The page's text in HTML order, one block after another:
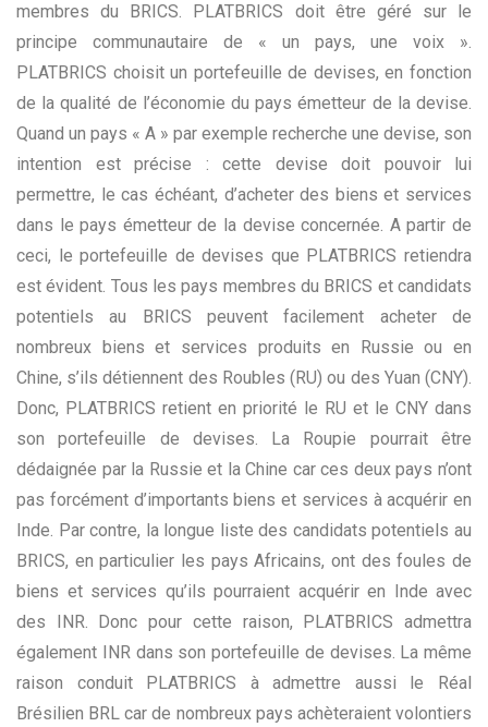
membres du BRICS. PLATBRICS doit être géré sur le
principe communautaire de « un pays, une voix ».
PLATBRICS choisit un portefeuille de devises, en fonction
de la qualité de l’économie du pays émetteur de la devise.
Quand un pays « A » par exemple recherche une devise, son
intention est précise : cette devise doit pouvoir lui
permettre, le cas échéant, d’acheter des biens et services
dans le pays émetteur de la devise concernée. A partir de
ceci, le portefeuille de devises que PLATBRICS retiendra
est évident. Tous les pays membres du BRICS et candidats
potentiels au BRICS peuvent facilement acheter de
nombreux biens et services produits en Russie ou en
Chine, s’ils détiennent des Roubles (RU) ou des Yuan (CNY).
Donc, PLATBRICS retient en priorité le RU et le CNY dans
son portefeuille de devises. La Roupie pourrait être
dédaignée par la Russie et la Chine car ces deux pays n’ont
pas forcément d’importants biens et services à acquérir en
Inde. Par contre, la longue liste des candidats potentiels au
BRICS, en particulier les pays Africains, ont des foules de
biens et services qu’ils pourraient acquérir en Inde avec
des INR. Donc pour cette raison, PLATBRICS admettra
également INR dans son portefeuille de devises. La même
raison conduit PLATBRICS à admettre aussi le Réal
Brésilien BRL car de nombreux pays achèteraient volontiers